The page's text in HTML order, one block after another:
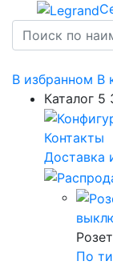
В избранном В
Каталог 5
Контакты
Доставка
По